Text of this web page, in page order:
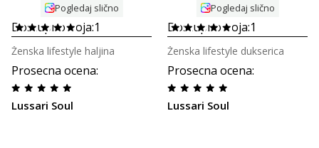
Pogledaj slično
Dostupno boja:1
Prosecna ocena:
Lussari Soul
Ženska lifestyle haljina
Pogledaj slično
Dostupno boja:1
Prosecna ocena:
Lussari Soul
Ženska lifestyle dukserica